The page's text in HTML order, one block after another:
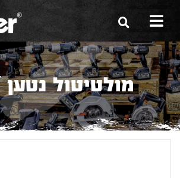
הסיפור שלנו
הכלים שלנו
תערוכות
משווקים
מולטיטול נטען 12V